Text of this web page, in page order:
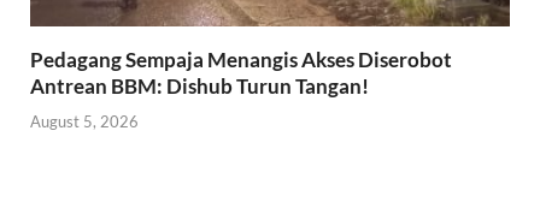
Pedagang Sempaja Menangis Akses Diserobot
Antrean BBM: Dishub Turun Tangan!
August 5, 2026